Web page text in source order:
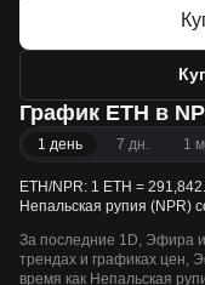
График ETH в
1 день 7 дн. 1
ETH/NPR: 1 ETH =
Непальская рупия (NPR)
За последние 1D, Эфира
трендах и графиках цен,
время как Непальская